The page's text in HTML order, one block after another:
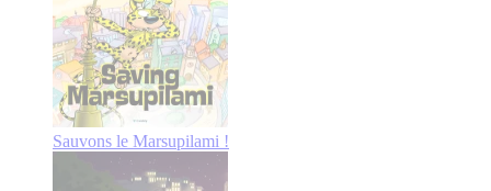
Sauvons le Marsupilami !